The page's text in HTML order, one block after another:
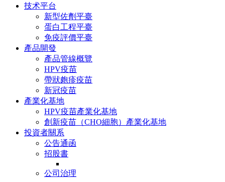
技术平台
新型佐劑平臺
蛋白工程平臺
免疫評價平臺
產品開發
產品管線概覽
HPV疫苗
帶狀皰疹疫苗
新冠疫苗
產業化基地
HPV疫苗產業化基地
創新疫苗（CHO細胞）產業化基地
投資者關系
公告通函
招股書
公司治理